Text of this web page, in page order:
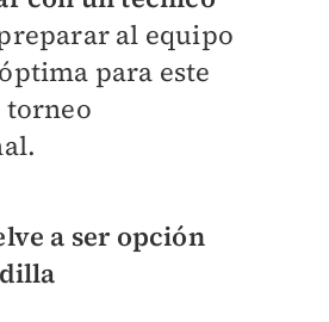
al equipo
para este
a ser opción